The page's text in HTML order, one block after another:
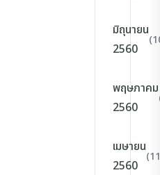
มิถุนายน
2560
พฤษภาคม
2560
เมษายน
2560